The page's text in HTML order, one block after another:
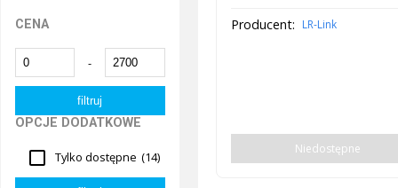
CENA
-
OPCJE DODATKOWE
Tylko dostępne (14)
Producent: LR-Link
Niedostępne